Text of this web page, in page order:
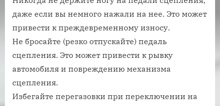
даже если вы немного нажали на нее. Это может
привести к преждевременному износу.
Не бросайте (резко отпускайте) педаль
сцепления. Это может привести к рывку
автомобиля и повреждению механизма
сцепления.
Избегайте перегазовки при переключении на